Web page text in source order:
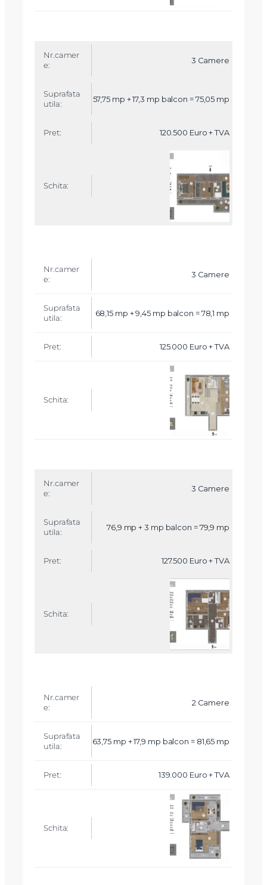
3 Camere
57,75 mp + 17,3 mp balcon = 75,05 mp
120.500 Euro + TVA
3 Camere
68,15 mp + 9,45 mp balcon = 78,1 mp
125.000 Euro + TVA
3 Camere
76,9 mp + 3 mp balcon = 79,9 mp
127.500 Euro + TVA
2 Camere
63,75 mp + 17,9 mp balcon = 81,65 mp
139.000 Euro + TVA